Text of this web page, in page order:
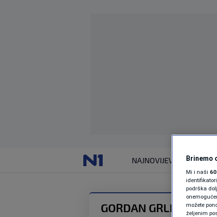
NAJNOVIJEVIJESTI
GORDAN GRLIĆ
Brinemo
Mi i naši
podrška
možete
željenim